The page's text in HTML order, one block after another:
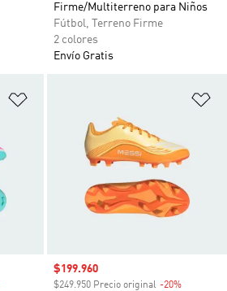
Firme/Multiterreno para Niños
Fútbol, Terreno Firme
2 colores
Envío Gratis
Precio de venta
$199.960
$249.950 Precio original -20%